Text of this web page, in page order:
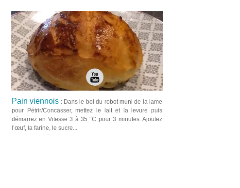
Pain viennois : Dans le bol du robot muni de la lame
pour Pétrir/Concasser, mettez le lait et la levure puis
démarrez en Vitesse 3 à 35 °C pour 3 minutes. Ajoutez
l’œuf, la farine, le sucre...